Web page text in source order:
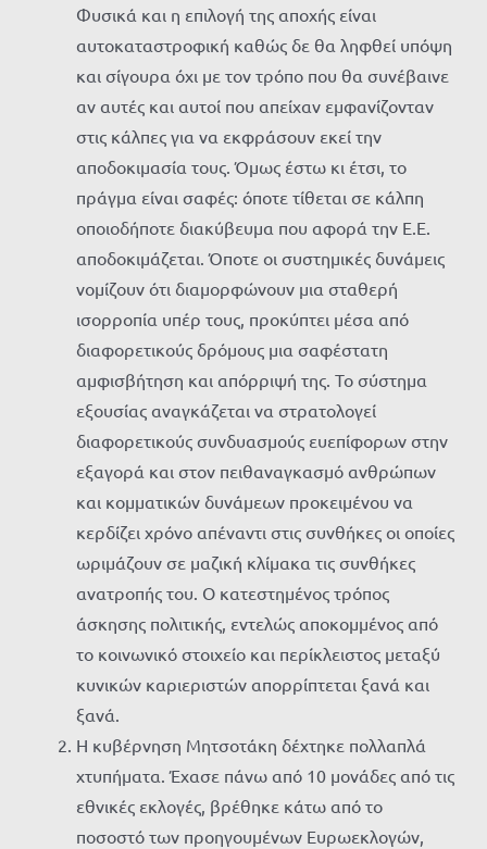
Φυσικά και η επιλογή της αποχής είναι
αυτοκαταστροφική καθώς δε θα ληφθεί υπόψη
και σίγουρα όχι με τον τρόπο που θα συνέβαινε
αν αυτές και αυτοί που απείχαν εμφανίζονταν
στις κάλπες για να εκφράσουν εκεί την
αποδοκιμασία τους. Όμως έστω κι έτσι, το
πράγμα είναι σαφές: όποτε τίθεται σε κάλπη
οποιοδήποτε διακύβευμα που αφορά την Ε.Ε.
αποδοκιμάζεται. Όποτε οι συστημικές δυνάμεις
νομίζουν ότι διαμορφώνουν μια σταθερή
ισορροπία υπέρ τους, προκύπτει μέσα από
διαφορετικούς δρόμους μια σαφέστατη
αμφισβήτηση και απόρριψή της. Το σύστημα
εξουσίας αναγκάζεται να στρατολογεί
διαφορετικούς συνδυασμούς ευεπίφορων στην
εξαγορά και στον πειθαναγκασμό ανθρώπων
και κομματικών δυνάμεων προκειμένου να
κερδίζει χρόνο απέναντι στις συνθήκες οι οποίες
ωριμάζουν σε μαζική κλίμακα τις συνθήκες
ανατροπής του. Ο κατεστημένος τρόπος
άσκησης πολιτικής, εντελώς αποκομμένος από
το κοινωνικό στοιχείο και περίκλειστος μεταξύ
κυνικών καριεριστών απορρίπτεται ξανά και
ξανά.
Η κυβέρνηση Μητσοτάκη δέχτηκε πολλαπλά
χτυπήματα. Έχασε πάνω από 10 μονάδες από τις
εθνικές εκλογές, βρέθηκε κάτω από το
ποσοστό των προηγουμένων Ευρωεκλογών,